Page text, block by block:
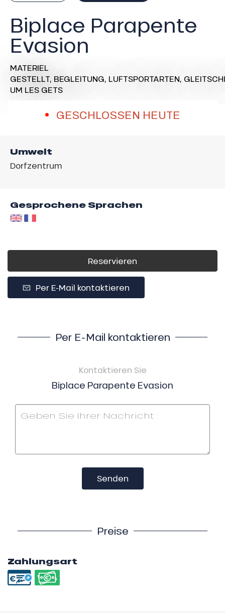
Biplace Parapente
Evasion
MATERIEL
GESTELLT, BEGLEITUNG, LUFTSPORTARTEN,
UM LES GETS
GESCHLOSSEN HEUTE
Umwelt
Dorfzentrum
Gesprochene Sprachen
Reservieren
Per E-Mail kontaktieren
Per E-Mail kontaktieren
Kontaktieren Sie
Biplace Parapente Evasion
Senden
Preise
Zahlungsart